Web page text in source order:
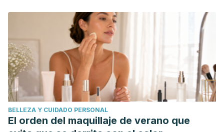
BELLEZA Y CUIDADO PERSONAL
El orden del maquillaje de verano que